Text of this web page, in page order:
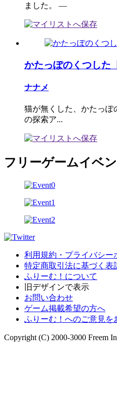
ました。 ―
かたっぽのくつした
ナナメ
猫が無くした、かたっぽ
の探索ア...
フリーゲームイベ
利用規約・プライバシー
特定商取引法に基づく表
ふりーむ！について
旧デザインで表示
お問い合わせ
ゲーム掲載希望の方へ
ふりーむ！へのご意見を
Copyright (C) 2000-3000 Freem